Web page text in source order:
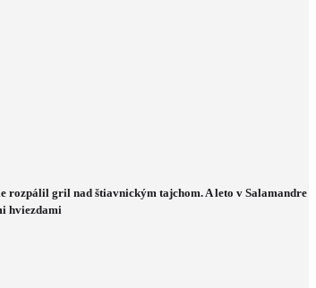
rozpálil gril nad štiavnickým tajchom. A leto v Salamandre
hviezdami